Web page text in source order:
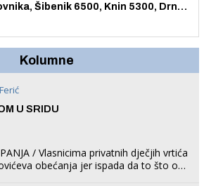
Šibenik 6500, Knin 5300, Drniš
Kolumne
U SRIDU
/ Vlasnicima privatnih dječjih vrtića
obećanja jer ispada da to što oni